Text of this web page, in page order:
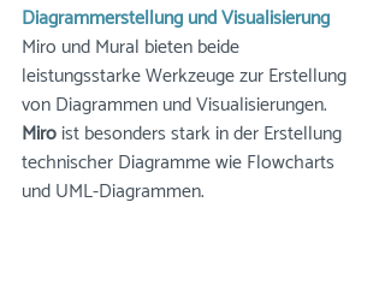
Diagrammerstellung und Visualisierung
Miro und Mural bieten beide
leistungsstarke Werkzeuge zur Erstellung
von Diagrammen und Visualisierungen.
Miro ist besonders stark in der Erstellung
technischer Diagramme wie Flowcharts
und UML-Diagrammen.